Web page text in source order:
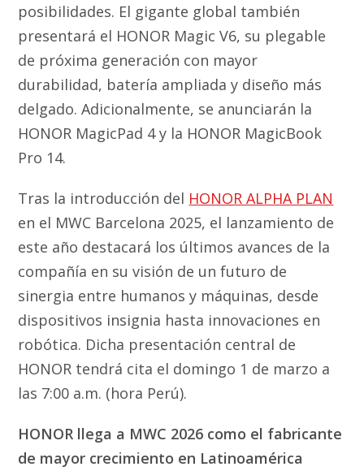
posibilidades. El gigante global también
presentará el HONOR Magic V6, su plegable
de próxima generación con mayor
durabilidad, batería ampliada y diseño más
delgado. Adicionalmente, se anunciarán la
HONOR MagicPad 4 y la HONOR MagicBook
Pro 14.
Tras la introducción del HONOR ALPHA PLAN
en el MWC Barcelona 2025, el lanzamiento de
este año destacará los últimos avances de la
compañía en su visión de un futuro de
sinergia entre humanos y máquinas, desde
dispositivos insignia hasta innovaciones en
robótica. Dicha presentación central de
HONOR tendrá cita el domingo 1 de marzo a
las 7:00 a.m. (hora Perú).
HONOR llega a MWC 2026 como el fabricante
de mayor crecimiento en Latinoamérica